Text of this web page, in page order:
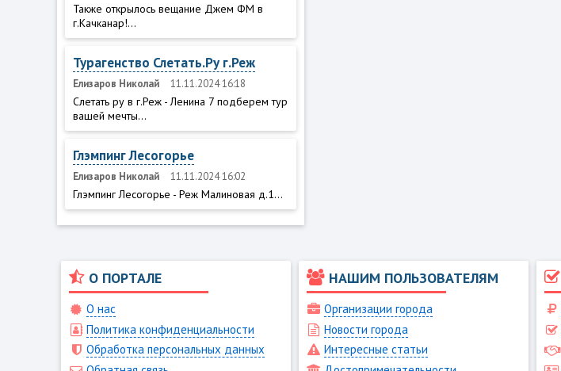
Также открылось вещание Джем ФМ в
г.Качканар!...
Турагенство Слетать.Ру г.Реж
Елизаров Николай 11.11.2024 16:18
Слетать ру в г.Реж - Ленина 7 подберем тур
вашей мечты...
Глэмпинг Лесогорье
Елизаров Николай 11.11.2024 16:02
Глэмпинг Лесогорье - Реж Малиновая д.1...
О ПОРТАЛЕ
О нас
Политика конфиденциальности
Обработка персональных данных
НАШИМ ПОЛЬЗОВАТЕЛЯМ
Организации города
Новости города
Интересные статьи